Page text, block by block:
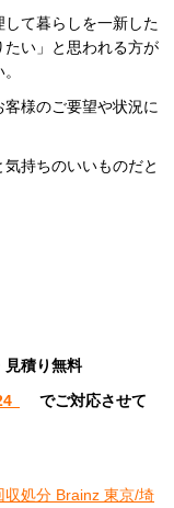
て暮らしを一新した
い」と思われる方が
様のご要望や状況に
持ちのいいものだと
見積り無料
でご対応させて
収処分 Brainz 東京/埼